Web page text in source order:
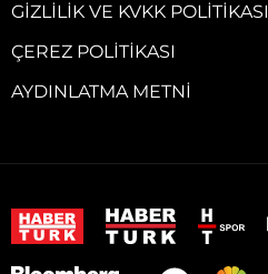
GIZLILIK VE KVKK POLITIKASI
ÇEREZ POLITIKASI
AYDINLATMA METNI